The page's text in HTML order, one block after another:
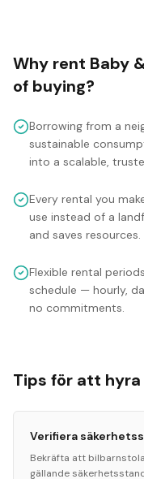
Why rent Baby
of buying?
Borrowing from a
sustainable
into a scalable,
Every rental you
use instead of a
and saves resources.
Flexible rental
schedule — hourly,
no commitments.
Tips för att hyra
Verifiera
Bekräfta att
gällande